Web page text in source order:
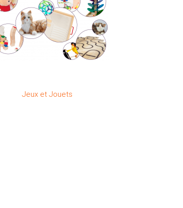
Jeux et Jouets